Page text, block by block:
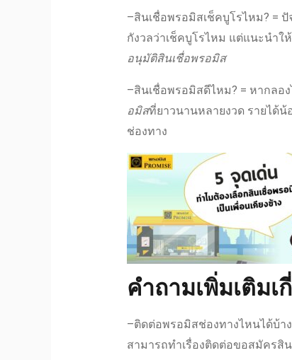
–สินเชื่อพรอมิสเช็คบูโรไหม? =
กังวลว่าเช็คบูโรไหม แต่แนะนำใ
อนุมัติสินเชื่อพรอมิส
–สินเชื่อพรอมิสดีไหม? = หากลอ
อมิสที่ยาวนานหลายงวด รายได้น้
ช่องทาง
คำถามเพิ่มเติมเ
–ติดต่อพรอมิสช่องทางไหนได้บ้า
สามารถทำเรื่องติดต่อขอสมัครสิ